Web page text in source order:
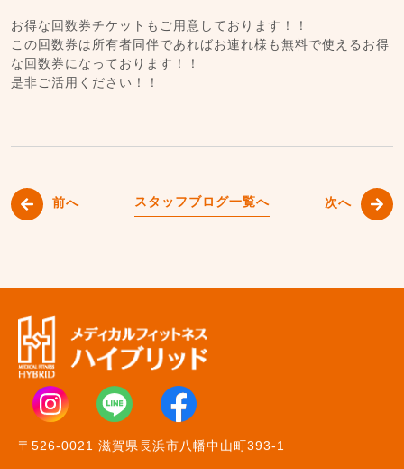
お得な回数券チケットもご用意しております！！
この回数券は所有者同伴であればお連れ様も無料で使えるお得
な回数券になっております！！
是非ご活用ください！！
前へ 次へ
スタッフブログ一覧へ
〒526-0021 滋賀県長浜市八幡中山町393-1